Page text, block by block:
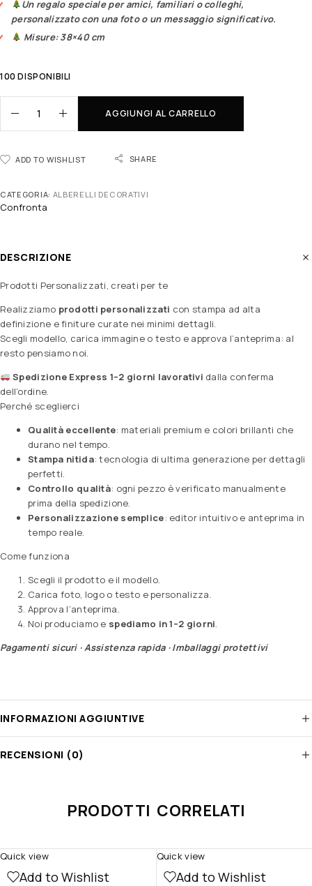
Un regalo speciale per amici, familiari o colleghi,
personalizzato con una foto o un messaggio significativo.
Misure: 38×40 cm
100 DISPONIBILI
AGGIUNGI AL CARRELLO
ADD TO WISHLIST SHARE
CATEGORIA: ALBERELLI DECORATIVI
Confronta
DESCRIZIONE
Prodotti Personalizzati, creati per te
Realizziamo prodotti personalizzati con stampa ad alta
definizione e finiture curate nei minimi dettagli.
Scegli modello, carica immagine o testo e approva l’anteprima: al
resto pensiamo noi.
Spedizione Express 1–2 giorni lavorativi dalla conferma
dell’ordine.
Perché sceglierci
Qualità eccellente: materiali premium e colori brillanti che
durano nel tempo.
Stampa nitida: tecnologia di ultima generazione per dettagli
perfetti.
Controllo qualità: ogni pezzo è verificato manualmente
prima della spedizione.
Personalizzazione semplice: editor intuitivo e anteprima in
tempo reale.
Come funziona
Scegli il prodotto e il modello.
Carica foto, logo o testo e personalizza.
Approva l’anteprima.
Noi produciamo e spediamo in 1–2 giorni.
Pagamenti sicuri · Assistenza rapida · Imballaggi protettivi
INFORMAZIONI AGGIUNTIVE
RECENSIONI (0)
PRODOTTI CORRELATI
Add to Wishlist
Quick view
Add to Wishlist
Quick view